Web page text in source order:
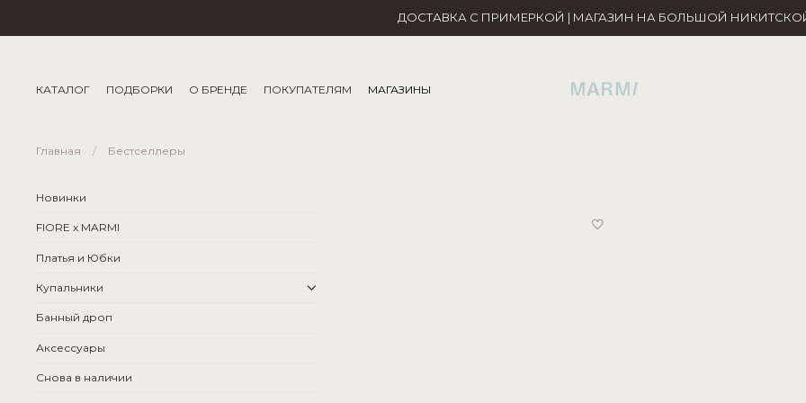
ДОСТАВКА С ПРИМЕРКОЙ | МАГАЗИН НА БОЛЬШОЙ
КАТАЛОГ ПОДБОРКИ О БРЕНДЕ ПОКУПАТЕЛЯМ МАГАЗИНЫ
Главная Бестселлеры
Новинки
FIORE x MARMI
Платья и Юбки
Купальники
Банный дроп
Аксессуары
Снова в наличии